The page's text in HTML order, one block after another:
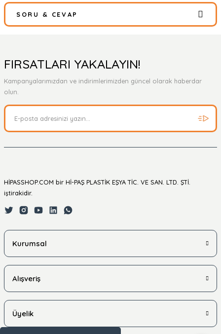
Bu ürüne ilk yorumu siz yapın!
Yorum Yaz
SORU & CEVAP
Ürün hakkında henüz soru sorulmamış.
FIRSATLARI YAKALAYIN!
Kampanyalarımızdan ve indirimlerimizden güncel olarak haberdar
olun.
HİPASSHOP.COM bir Hİ-PAŞ PLASTİK EŞYA TİC. VE SAN. LTD. ŞTİ.
iştirakidir.
Kurumsal
Alışveriş
Üyelik